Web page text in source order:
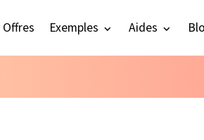
Offres Exemples Aides